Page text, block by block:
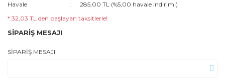
Havale
285,00 TL (%5,00 havale indirimi)
* 32,03 TL den başlayan taksitlerle!
SİPARİŞ MESAJI
SİPARİŞ MESAJI